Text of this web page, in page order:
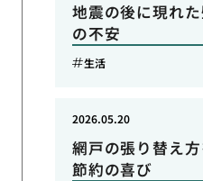
地震の後に現れ
の不安
生活
網戸の張り替え
節約の喜び
2026.05.20